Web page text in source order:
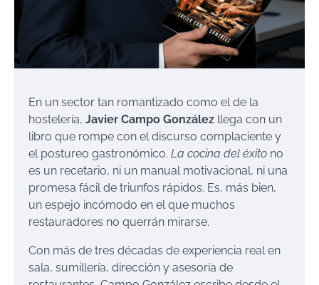
En un sector tan romantizado como el de la
hostelería, Javier Campo González llega con un
libro que rompe con el discurso complaciente y
el postureo gastronómico. La cocina del éxito no
es un recetario, ni un manual motivacional, ni una
promesa fácil de triunfos rápidos. Es, más bien,
un espejo incómodo en el que muchos
restauradores no querrán mirarse.
Con más de tres décadas de experiencia real en
sala, sumillería, dirección y asesoría de